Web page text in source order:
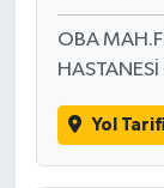
OBA
Yol